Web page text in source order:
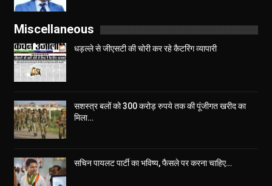
Miscellaneous
धड़ल्ले से जीएसटी की चोरी कर रहे कैटरिंग व्यापारी
सशस्त्र बलों को 300 करोड़ रुपये तक की पूंजीगत खरीद का
मिला…
सचिन पायलट पार्टी का भविष्य, फैसले पर करना चाहिए…